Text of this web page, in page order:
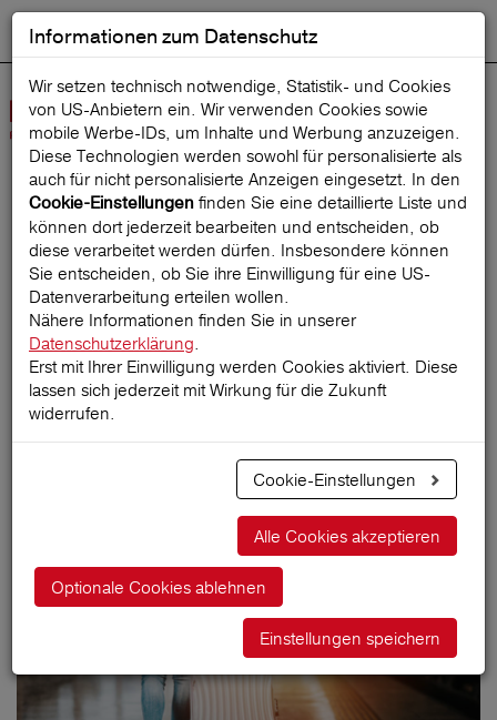
Suche starten
Startseite ReiseMagazin
Direkt Abrechnung mit
Krankenhäusern
15.01.2018
Informationen zum Datenschutz
Wir setzen technisch notwendige, Statistik- und Cookies
von US-Anbietern ein. Wir verwenden Cookies sowie
mobile Werbe‑IDs, um Inhalte und Werbung anzuzeigen.
Diese Technologien werden sowohl für personalisierte als
auch für nicht personalisierte Anzeigen eingesetzt. In den
Cookie-Einstellungen finden Sie eine detaillierte Liste und
können dort jederzeit bearbeiten und entscheiden, ob
diese verarbeitet werden dürfen. Insbesondere können
Sie entscheiden, ob Sie ihre Einwilligung für eine US-
Datenverarbeitung erteilen wollen.
Nähere Informationen finden Sie in unserer
Datenschutzerklärung.
Erst mit Ihrer Einwilligung werden Cookies aktiviert. Diese
lassen sich jederzeit mit Wirkung für die Zukunft
widerrufen.
Cookie-Einstellungen
Alle Cookies akzeptieren
Optionale Cookies ablehnen
Einstellungen speichern